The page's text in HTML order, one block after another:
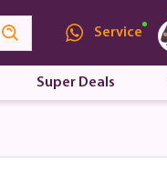
Service
Super Deals